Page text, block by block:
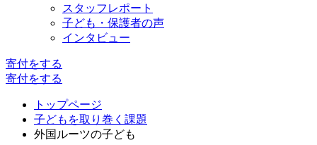
スタッフレポート
子ども・保護者の声
インタビュー
寄付をする
寄付をする
トップページ
子どもを取り巻く課題
外国ルーツの子ども